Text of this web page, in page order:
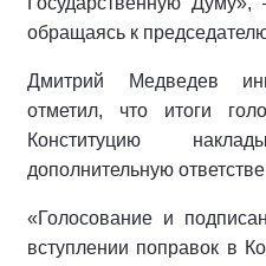
обращаясь к
Дмитрий Медведев
отметил, что итоги
Конституцию
дополнительную
«Голосование и
вступлении поправок в